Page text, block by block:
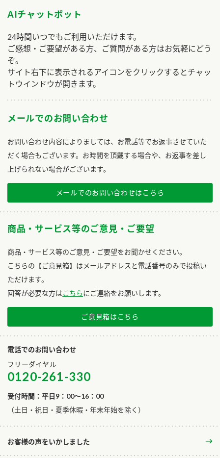
AIチャットボット
24時間いつでもご利用いただけます。
ご感想・ご要望がある方、ご質問がある方はお気軽にどう
ぞ。
サイト右下に表示されるアイコンをクリックするとチャッ
トウインドウが開きます。
メールでのお問い合わせ
お問い合わせ内容によりましては、お電話等でお返事させていた
だく場合もございます。お時間を頂戴する場合や、お返事を差し
上げられない場合がございます。
メールでのお問い合わせはこちら
商品・サービス等のご意見・ご要望
商品・サービス等のご意見・ご要望をお聞かせください。
こちらの【ご意見箱】はメールアドレスと電話番号のみで投稿い
ただけます。
回答が必要な方はこちらにご連絡をお願いします。
ご意見箱はこちら
電話でのお問い合わせ
フリーダイヤル
0120-261-330
受付時間：平日9：00～16：00
​（土日・祝日・夏季休暇・年末年始を除く）
お客様の声をいかしました